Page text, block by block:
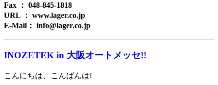
Fax ： 048-845-1818
URL ： www.lager.co.jp
E-Mail： info@lager.co.jp
INOZETEK in 大阪オートメッセ!!
こんにちは、こんばんは!